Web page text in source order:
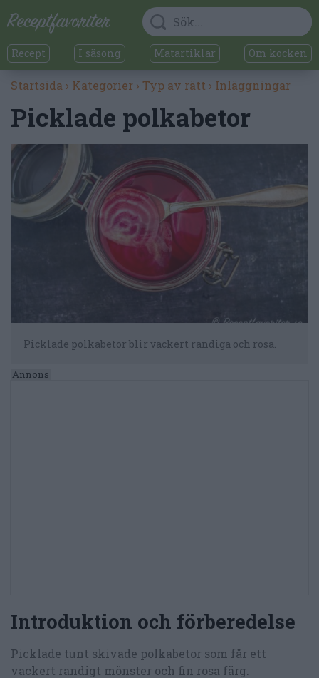
Recept I säsong Matartiklar Om kocken
Startsida › Kategorier › Typ av rätt › Inläggningar
Picklade polkabetor
Picklade polkabetor blir vackert randiga och rosa.
Introduktion och förberedelse
Picklade tunt skivade polkabetor som får ett
vackert randigt mönster och fin rosa färg.